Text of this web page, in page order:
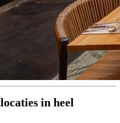
in heel